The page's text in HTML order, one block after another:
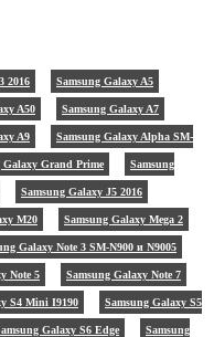
2016 Samsung Galaxy A5
A50 Samsung Galaxy A7
A9 Samsung Galaxy Alpha SM-
Galaxy Grand Prime Samsung
Samsung Galaxy J5 2016
M20 Samsung Galaxy Mega 2
Galaxy Note 3 SM-N900 и N9005
Note 5 Samsung Galaxy Note 7
S4 Mini I9190 Samsung Galaxy S5
Galaxy S6 Edge Samsung